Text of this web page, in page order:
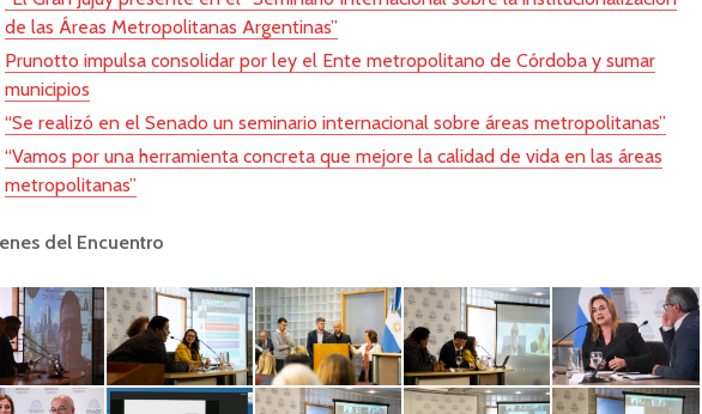
de las Áreas Metropolitanas Argentinas”
Prunotto impulsa consolidar por ley el Ente metropolitano de Córdoba y sumar
municipios
“Se realizó en el Senado un seminario internacional sobre áreas metropolitanas”
“Vamos por una herramienta concreta que mejore la calidad de vida en las áreas
metropolitanas”
del Encuentro